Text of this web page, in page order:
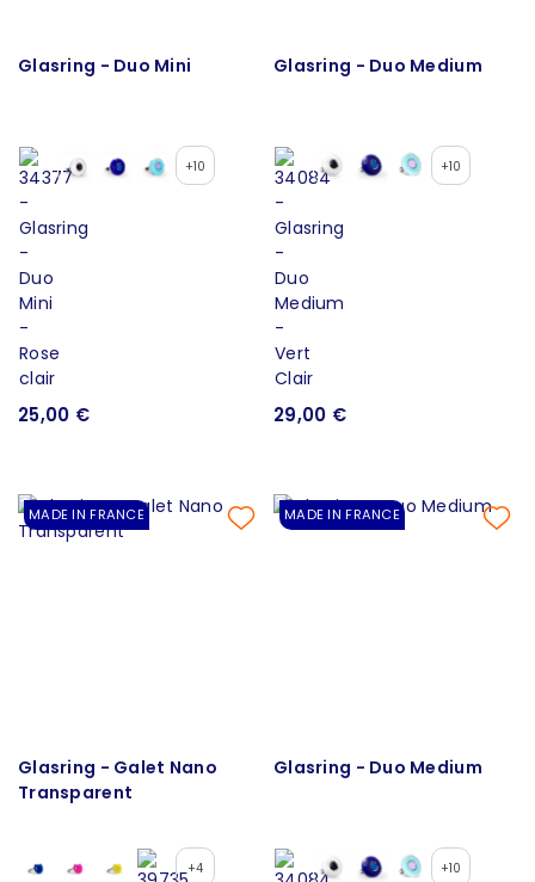
Glasring - Duo Mini
+10
25,00 €
Glasring - Duo Medium
+10
29,00 €
MADE IN FRANCE
Glasring - Galet Nano
Transparent
+4
MADE IN FRANCE
Glasring - Duo Medium
+10